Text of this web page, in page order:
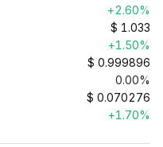
+2.60%
$ 1.033
+1.50%
$ 0.999896
0.00%
$ 0.070276
+1.70%